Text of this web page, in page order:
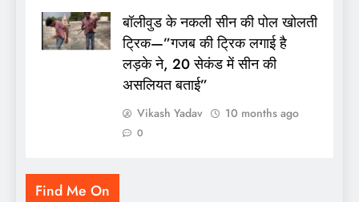
बॉलीवुड के नकली सीन की पोल खोलती
ट्रिक—”गजब की ट्रिक लगाई है
लड़के ने, 20 सेकंड में सीन की
असलियत बताई”
Vikash Yadav 10 months ago
0
Find Me On